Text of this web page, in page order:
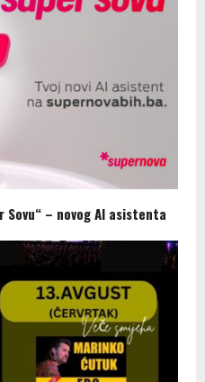
Sovu“ – novog AI asistenta